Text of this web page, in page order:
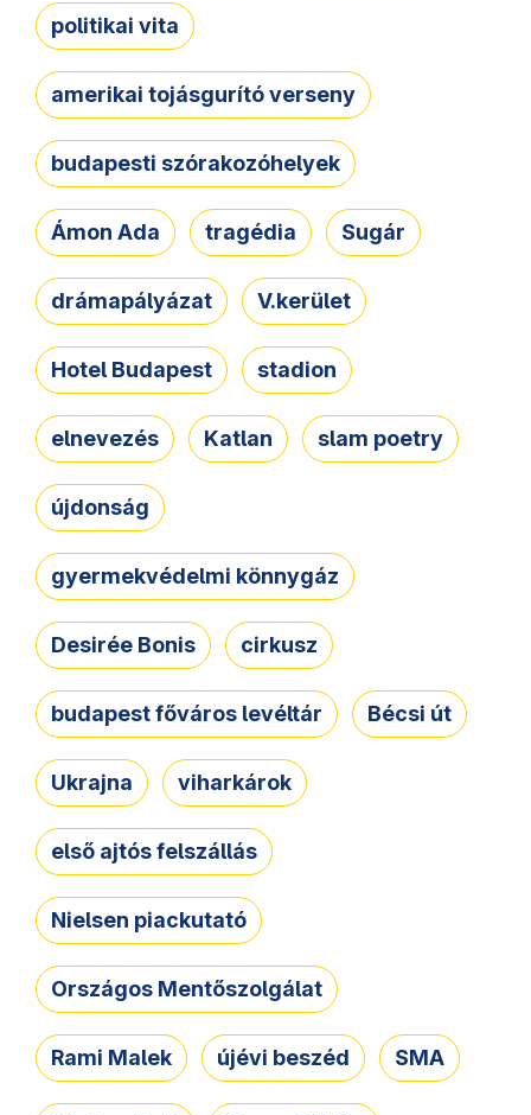
politikai vita
amerikai tojásgurító verseny
budapesti szórakozóhelyek
Ámon Ada tragédia Sugár
drámapályázat V.kerület
Hotel Budapest stadion
elnevezés Katlan slam poetry
újdonság
gyermekvédelmi könnygáz
Desirée Bonis cirkusz
budapest főváros levéltár Bécsi út
Ukrajna viharkárok
első ajtós felszállás
Nielsen piackutató
Országos Mentőszolgálat
Rami Malek újévi beszéd SMA